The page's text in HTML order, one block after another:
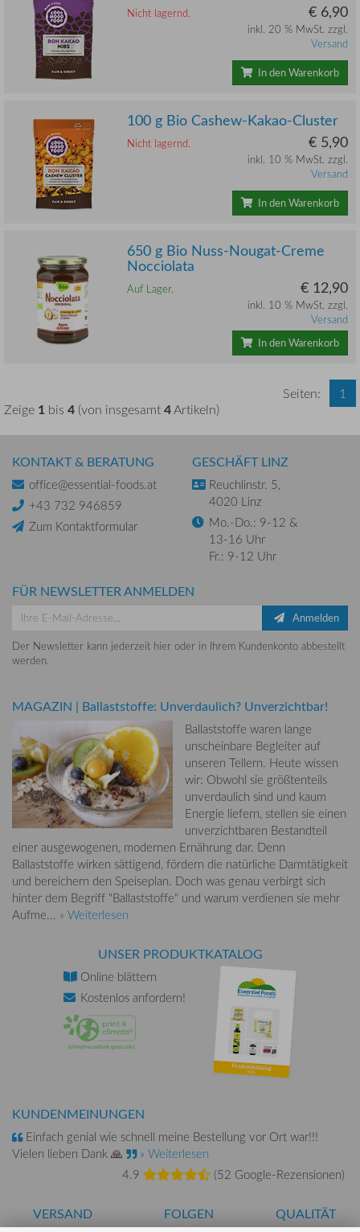
Nicht lagernd. € 6,90
inkl. 20 % MwSt. zzgl.
Versand
In den Warenkorb
100 g Bio Cashew-Kakao-Cluster
Nicht lagernd. € 5,90
inkl. 10 % MwSt. zzgl.
Versand
In den Warenkorb
650 g Bio Nuss-Nougat-Creme
Nocciolata
Auf Lager. € 12,90
inkl. 10 % MwSt. zzgl.
Versand
In den Warenkorb
Zeige 1 bis 4 (von insgesamt4Artikeln)
Seiten: 1
KONTAKT & BERATUNG
office@essential-foods.at
+43 732 946859
Zum Kontaktformular
GESCHÄFT LINZ
Reuchlinstr. 5,
4020 Linz
Mo.-Do.: 9-12 &
13-16 Uhr
Fr.: 9-12 Uhr
FÜR NEWSLETTER ANMELDEN
Anmelden
Der Newsletter kann jederzeit hier oder in Ihrem Kundenkonto abbestellt
werden.
MAGAZIN | Ballaststoffe: Unverdaulich? Unverzichtbar!
Ballaststoffe waren lange
unscheinbare Begleiter auf
unseren Tellern. Heute wissen
wir: Obwohl sie größtenteils
unverdaulich sind und kaum
Energie liefern, stellen sie einen
unverzichtbaren Bestandteil
einer ausgewogenen, modernen Ernährung dar. Denn
Ballaststoffe wirken sättigend, fördern die natürliche Darmtätigkeit
und bereichern den Speiseplan. Doch was genau verbirgt sich
hinter dem Begriff "Ballaststoffe" und warum verdienen sie mehr
Aufme... » Weiterlesen
UNSER PRODUKTKATALOG
Online blättern
Kostenlos anfordern!
KUNDENMEINUNGEN
Einfach genial wie schnell meine Bestellung vor Ort war!!!
Vielen lieben Dank 🙏
» Weiterlesen
4.9
(52 Google-Rezensionen)
VERSAND FOLGEN QUALITÄT